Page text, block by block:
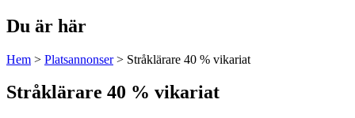
Du är här
Hem > Platsannonser> Stråklärare 40 % vikariat
Stråklärare 40 % vikariat